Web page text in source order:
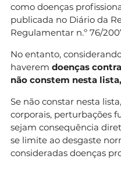
como doenças
publicada no Diário da
Regulamentar n.º 76/
No entanto,
haverem doenças
não constem nesta
Se não constar nesta
corporais, perturbações
sejam consequência
se limite ao desgaste
consideradas doenças